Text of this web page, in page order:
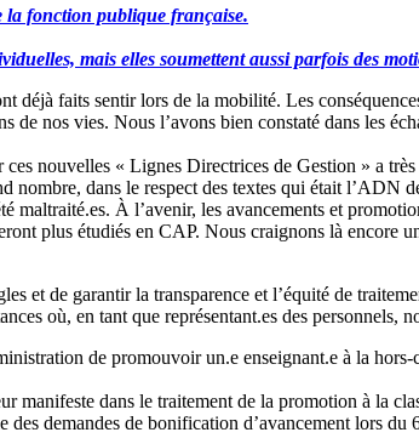
la fonction publique française.
mais elles soumettent aussi parfois des
déjà faits sentir lors de la mobilité. Les
de nos vies. Nous l’avons bien constaté dans les
nouvelles « Lignes Directrices de Gestion » a
nombre, dans le respect des textes qui était l’ADN
maltraité.es. À l’avenir, les avancements et
plus étudiés en CAP. Nous craignons là encore
et de garantir la transparence et l’équité de
où, en tant que représentant.es des
de promouvoir un.e enseignant.e à la
dans le traitement de la promotion à la
demandes de bonification d’avancement lors du